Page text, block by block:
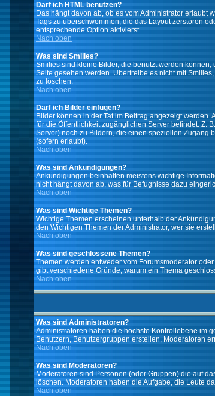
Darf ich HTML benutzen?
Das hängt davon ab, ob es vom Administrator erlaubt
Tags zu überschwemmen, die das Layout zerstören
entsprechende Option aktivierst.
Nach oben
Was sind Smilies?
Smilies sind kleine Bilder, die benutzt werden
Seite gesehen werden. Übertreibe es nicht mit
zu löschen.
Nach oben
Darf ich Bilder einfügen?
Bilder können in der Tat im Beitrag angezeigt
für die Öffentlichkeit zugänglichen Server befindet. Z.
Server) noch zu Bildern, die einen speziellen Zugang
(sofern erlaubt).
Nach oben
Was sind Ankündigungen?
Ankündigungen beinhalten meistens wichtige
nicht hängt davon ab, was für Befugnisse dazu
Nach oben
Was sind Wichtige Themen?
Wichtige Themen erscheinen unterhalb der
den Wichtigen Themen der Administrator, wer sie
Nach oben
Was sind geschlossene Themen?
Themen werden entweder vom Forumsmoderator
gibt verschiedene Gründe, warum ein Thema
Nach oben
Was sind Administratoren?
Administratoren haben die höchste Kontrollebene im
Benutzern, Benutzergruppen erstellen, Moderatoren
Nach oben
Was sind Moderatoren?
Moderatoren sind Personen (oder Gruppen) die auf
löschen. Moderatoren haben die Aufgabe, die Leute
Nach oben